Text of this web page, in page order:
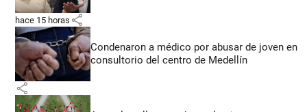
hace 15 horas share
Condenaron a médico por abusar de joven en
consultorio del centro de Medellín
share